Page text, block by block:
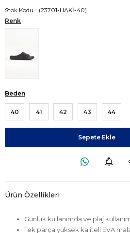
Stok Kodu
(23701-HAKİ-40)
Renk
Beden
40 41 42 43 44
Ürün Özellikleri
Günlük kullanımda ve plaj
Tek parça yüksek kaliteli EVA